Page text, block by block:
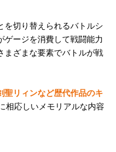
を切り替えられるバトルシ
ゲージを消費して戦闘能力
まざまな要素でバトルが戦
聖リィンなど歴代作品のキ
相応しいメモリアルな内容